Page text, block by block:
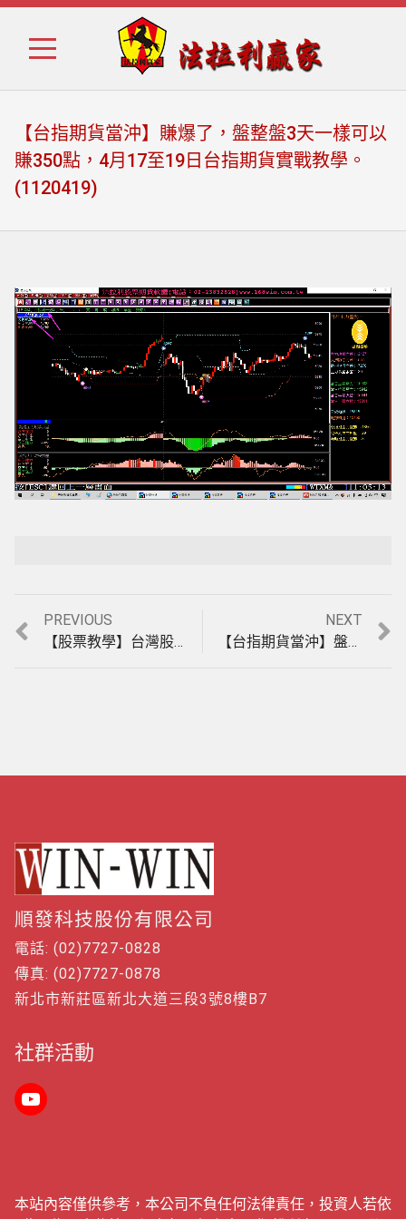
Skip
Skip
【台指期貨當沖】賺爆了，盤整盤3天一樣可以
賺350點，4月17至19日台指期貨實戰教學。
(1120419)
Loaded:
4.50%
Playback Rate
Unmute
文
PREVIOUS
Previous
post:
【股票教學】台灣股市是一個特殊的主力市場，有主力的股票才會飆，教您如何找底部有主力進場最會飆的那一段，實例教學。(1120419)《股票分析軟體》《股票當沖軟體》《期貨軟體》
NEXT
post:
【台指期貨當沖】盤整盤一樣賺和趨勢盤賺最多，4天再賺500點，你的軟體為什麼還是賠?4月20至25日期貨當沖教學。(1120425)《台指期貨當沖技巧》《期貨軟體》《當沖軟體》《當沖教學》
順發科技股份有限公司
電話: (02)7727-0828
傳真: (02)7727-0878
新北市新莊區新北大道三段3號8樓B7
社群活動
本站內容僅供參考，本公司不負任何法律責任，投資人若依